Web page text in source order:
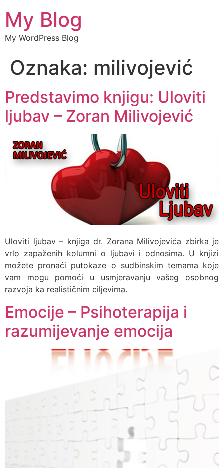
My Blog
My WordPress Blog
Oznaka: milivojević
Predstavimo knjigu: Uloviti
ljubav – Zoran Milivojević
Uloviti ljubav – knjiga dr. Zorana Milivojevića zbirka je
vrlo zapaženih kolumni o ljubavi i odnosima. U knjizi
možete pronaći putokaze o sudbinskim temama koje
vam mogu pomoći u usmjeravanju vašeg osobnog
razvoja ka realističnim ciljevima.
Emocije – Psihoterapija i
razumijevanje emocija